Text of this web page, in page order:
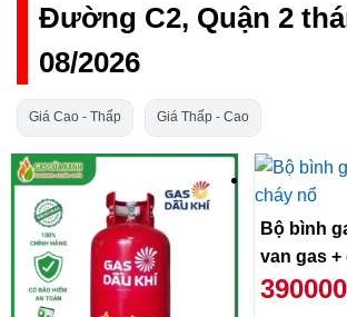
Đường C2, Quận 2
08/2026
Giá Cao - Thấp Giá Thấp - Cao
Bộ bình
van gas +